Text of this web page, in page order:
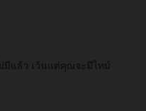
มีแล้ว เว้นแต่คุณจะมีไทม์